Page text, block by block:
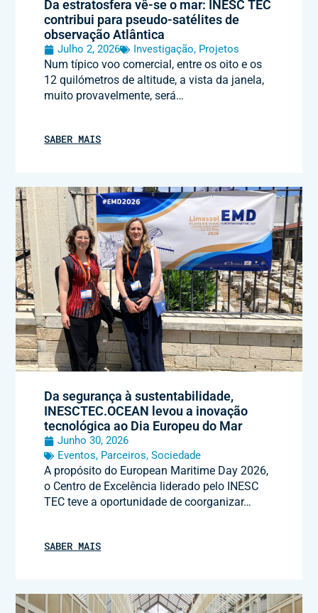
Da estratosfera vê-se o mar: INESC TEC
contribui para pseudo-satélites de
observação Atlântica
Julho 2, 2026 Investigação, Projetos
Num típico voo comercial, entre os oito e os
12 quilómetros de altitude, a vista da janela,
muito provavelmente, será…
SABER MAIS
Da segurança à sustentabilidade,
INESCTEC.OCEAN levou a inovação
tecnológica ao Dia Europeu do Mar
Junho 30, 2026
Eventos, Parceiros,Sociedade
A propósito do European Maritime Day 2026,
o Centro de Excelência liderado pelo INESC
TEC teve a oportunidade de coorganizar…
SABER MAIS